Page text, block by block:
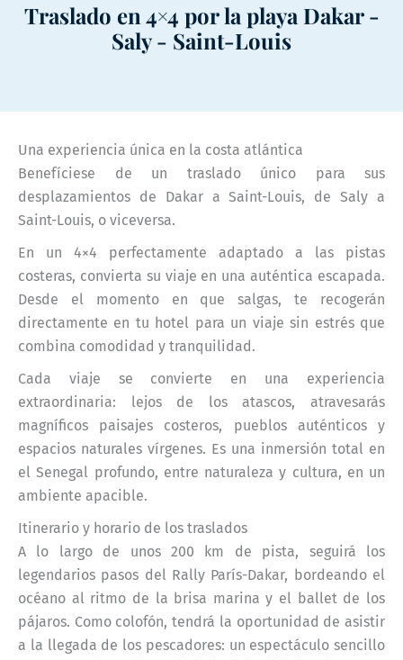
Traslado en 4×4 por la playa Dakar -
Saly - Saint-Louis
Una experiencia única en la costa atlántica
Benefíciese de un traslado único para sus
desplazamientos de Dakar a Saint-Louis, de Saly a
Saint-Louis, o viceversa.
En un 4×4 perfectamente adaptado a las pistas
costeras, convierta su viaje en una auténtica escapada.
Desde el momento en que salgas, te recogerán
directamente en tu hotel para un viaje sin estrés que
combina comodidad y tranquilidad.
Cada viaje se convierte en una experiencia
extraordinaria: lejos de los atascos, atravesarás
magníficos paisajes costeros, pueblos auténticos y
espacios naturales vírgenes. Es una inmersión total en
el Senegal profundo, entre naturaleza y cultura, en un
ambiente apacible.
Itinerario y horario de los traslados
A lo largo de unos 200 km de pista, seguirá los
legendarios pasos del Rally París-Dakar, bordeando el
océano al ritmo de la brisa marina y el ballet de los
pájaros. Como colofón, tendrá la oportunidad de asistir
a la llegada de los pescadores: un espectáculo sencillo